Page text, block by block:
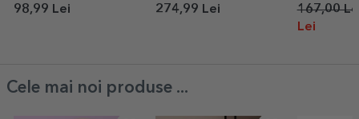
o'clock
98,99 Lei
Recunoștință
274,99 Lei
167,00
Lei
Cele mai noi produse ...